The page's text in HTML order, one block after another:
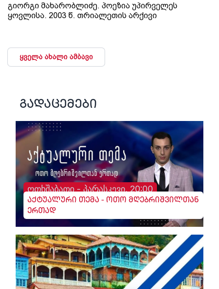
გიორგი მახარობლიძე. პოეზია უპირველეს
ყოვლისა. 2003 წ. თრიალეთის არქივი
ყველა ახალი ამბავი
გადაცემები
ოთხშაბათი - პარასკევი, 20:00
აქტუალური თემა - ოთო მღებრიშვილთან
ერთად